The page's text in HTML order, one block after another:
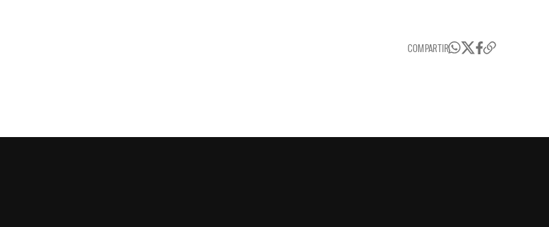
COMPARTIR